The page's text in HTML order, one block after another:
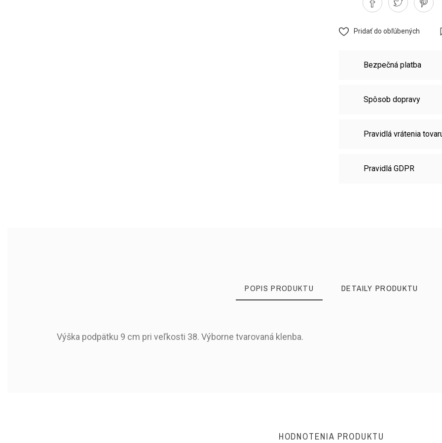
Pridať do obľúbených
Bezpečná platba
Spôsob dopravy
Pravidlá vrátenia
Pravidlá GDPR
POPIS PRODUKTU DETAILY PRODUKTU
Výška podpätku 9 cm pri veľkosti 38. Výborne tvarovaná klenba.
Kód produktu:581510
Remienok
HODNOTENIA PRODUKTU